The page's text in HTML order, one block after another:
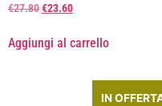
€27.80€23.60
Aggiungi al carrello
IN